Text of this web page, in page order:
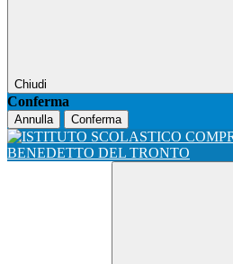
Chiudi
Conferma
Annulla Conferma